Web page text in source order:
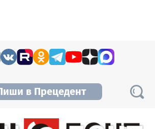
в Прецедент